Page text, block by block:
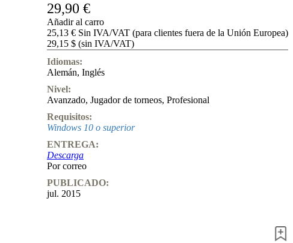
29,90 €
Añadir al carro
25,13 € Sin IVA/VAT (para clientes fuera de la Unión Europea)
29,15 $ (sin IVA/VAT)
Idiomas:
Alemán, Inglés
Nivel:
Avanzado, Jugador de torneos, Profesional
Requisitos:
Windows 10 o superior
ENTREGA:
Descarga
Por correo
PUBLICADO:
jul. 2015
datos